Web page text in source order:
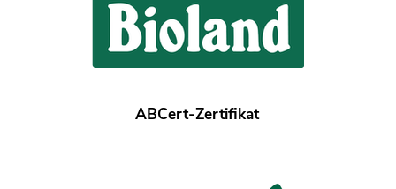
ABCert-Zertifikat